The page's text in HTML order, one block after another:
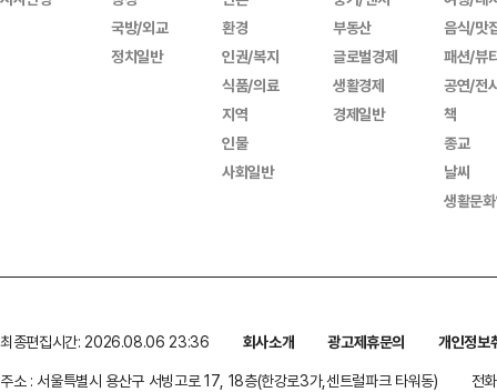
국방/외교
정치일반
환경
인권/복지
식품/의료
지역
인물
사회일반
부동산
글로벌경제
생활경제
경제일반
음식/맛
패션/뷰
공연/전
책
종교
날씨
생활문
최종편집시간: 2026.08.06 23:36 회사소개 광고제휴문의
개인정보
주소 : 서울특별시 용산구 서빙고로 17, 18층(한강로3가,센트럴파크 타워동)
전